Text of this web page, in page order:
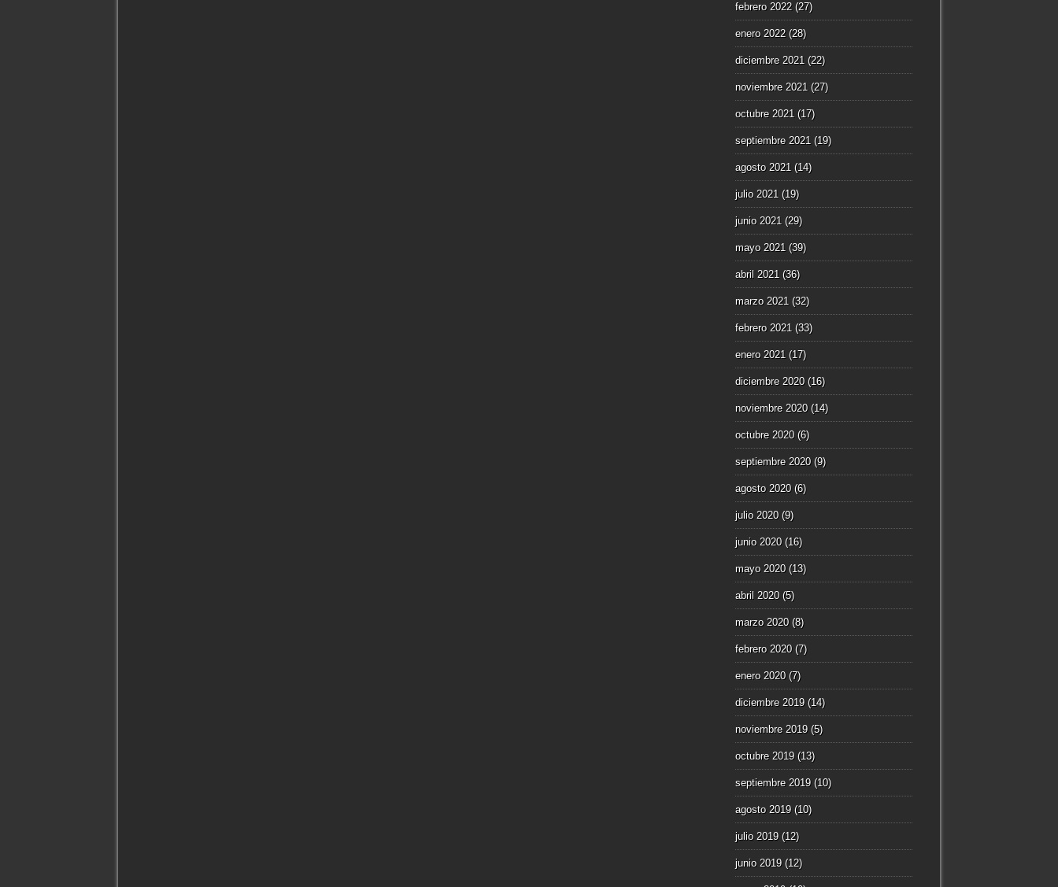
febrero 2022 (27)
enero 2022 (28)
diciembre 2021 (22)
noviembre 2021 (27)
octubre 2021 (17)
septiembre 2021 (19)
agosto 2021 (14)
julio 2021 (19)
junio 2021 (29)
mayo 2021 (39)
abril 2021 (36)
marzo 2021 (32)
febrero 2021 (33)
enero 2021 (17)
diciembre 2020(16)
noviembre 2020(14)
octubre 2020(6)
septiembre 2020(9)
agosto 2020(6)
julio 2020(9)
junio 2020(16)
mayo 2020(13)
abril 2020(5)
marzo 2020(8)
febrero 2020(7)
enero 2020(7)
diciembre 2019(14)
noviembre 2019(5)
octubre 2019(13)
septiembre 2019(10)
agosto 2019(10)
julio 2019(12)
junio 2019(12)